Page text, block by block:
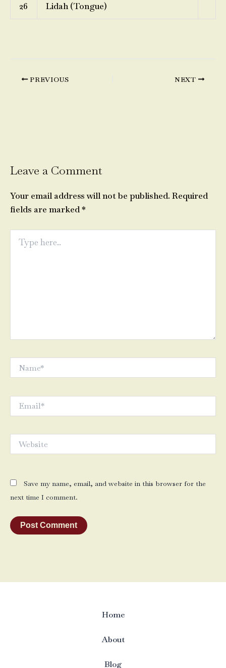
26 Lidah (Tongue)
PREVIOUS NEXT
Leave a Comment
Your email address will not be published. Required
fields are marked*
here..
Save my name, email, and website in this browser for the
next time I comment.
Home
About
Blog